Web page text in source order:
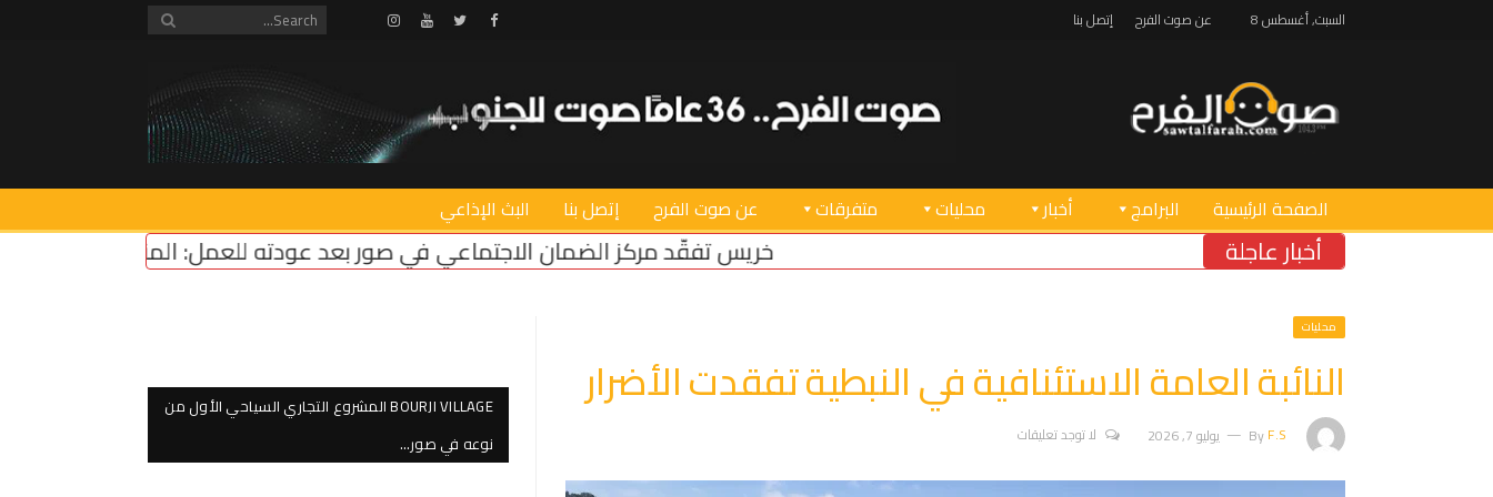
السبت, أغسطس 8 عن صوت الفرح إتصل بنا Facebook
Twitter
Youtube
Instagram
الصفحة الرئيسية البرامج أخبار محليات متفرقات عن صوت الفرح إتصل بنا البث الإذاعي
أخبار عاجلة خريس تفقّد مركز الضمان الاجتماعي في صور بعد عودته للعمل: المناطق التجريبية مزحة وعودة مؤسسات
محليات
النائبة العامة الاستئنافية في النبطية تفقدت الأضرار
ByF.S يوليو 7, 2026 لا توجد تعليقات
BOURJI VILLAGE المشروع التجاري السياحي الأول من
نوعه في صور…